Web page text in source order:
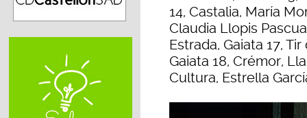
14, Castalia, María
Claudia Llopis
Estrada, Gaiata 17,
Gaiata 18, Crémor,
Cultura, Estrella